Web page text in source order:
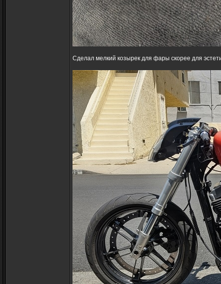
Сделал мелкий козырек для фары скорее для